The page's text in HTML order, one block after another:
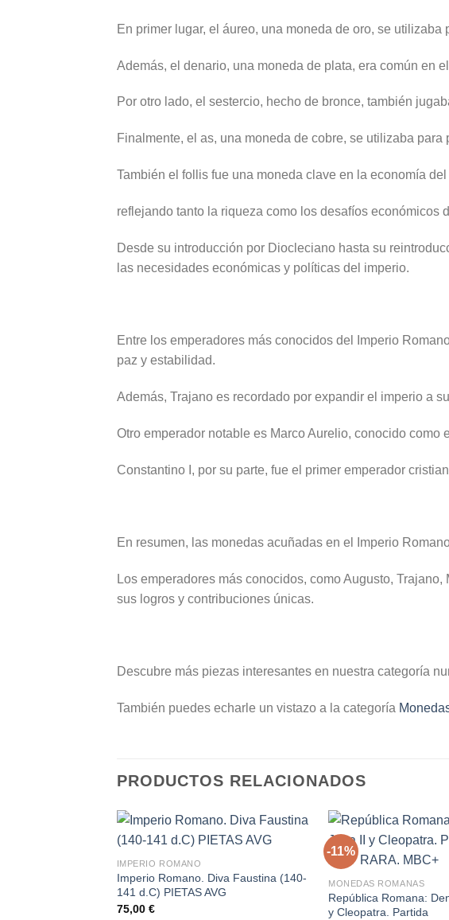
En primer lugar, el áureo, una moneda de oro, se
Además, el denario, una moneda de plata, era común en
Por otro lado, el sestercio, hecho de bronce, también
Finalmente, el as, una moneda de cobre, se utilizaba
También el follis fue una moneda clave en la economía
reflejando tanto la riqueza como los desafíos económicos
Desde su introducción por Diocleciano hasta su
las necesidades económicas y políticas del imperio.
Entre los emperadores más conocidos del Imperio
paz y estabilidad.
Además, Trajano es recordado por expandir el imperio a
Otro emperador notable es Marco Aurelio, conocido como
Constantino I, por su parte, fue el primer emperador
En resumen, las monedas acuñadas en el Imperio
Los emperadores más conocidos, como Augusto,
sus logros y contribuciones únicas.
Descubre más piezas interesantes en nuestra categoría
También puedes echarle un vistazo a la categoría
PRODUCTOS RELACIONADOS
IMPERIO ROMANO
Imperio Romano. Diva Faustina (140-
141 d.C) PIETAS AVG
75,00 €
-11%
MONEDAS ROMANAS
República Romana:
y Cleopatra. Partida